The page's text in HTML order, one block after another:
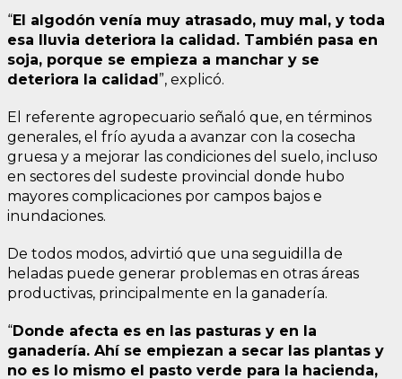
“El algodón venía muy atrasado, muy mal, y toda
esa lluvia deteriora la calidad. También pasa en
soja, porque se empieza a manchar y se
deteriora la calidad”, explicó.
El referente agropecuario señaló que, en términos
generales, el frío ayuda a avanzar con la cosecha
gruesa y a mejorar las condiciones del suelo, incluso
en sectores del sudeste provincial donde hubo
mayores complicaciones por campos bajos e
inundaciones.
De todos modos, advirtió que una seguidilla de
heladas puede generar problemas en otras áreas
productivas, principalmente en la ganadería.
“Donde afecta es en las pasturas y en la
ganadería. Ahí se empiezan a secar las plantas y
no es lo mismo el pasto verde para la hacienda,